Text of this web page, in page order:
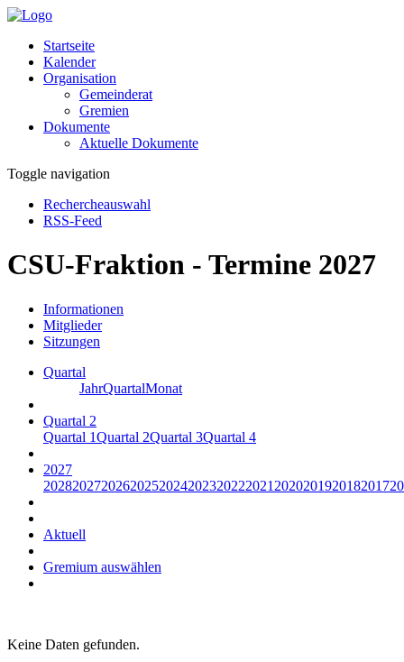
Startseite
Kalender
Organisation
Gemeinderat
Gremien
Dokumente
Aktuelle Dokumente
Toggle navigation
Rechercheauswahl
RSS-Feed
CSU-Fraktion - Termine 2027
Informationen
Mitglieder
Sitzungen
Quartal
JahrQuartalMonat
Quartal 2
Quartal 1Quartal 2Quartal 3Quartal 4
2027
20282027202620252024202320222021 2020201920182017
Aktuell
Gremium auswählen
Keine Daten gefunden.